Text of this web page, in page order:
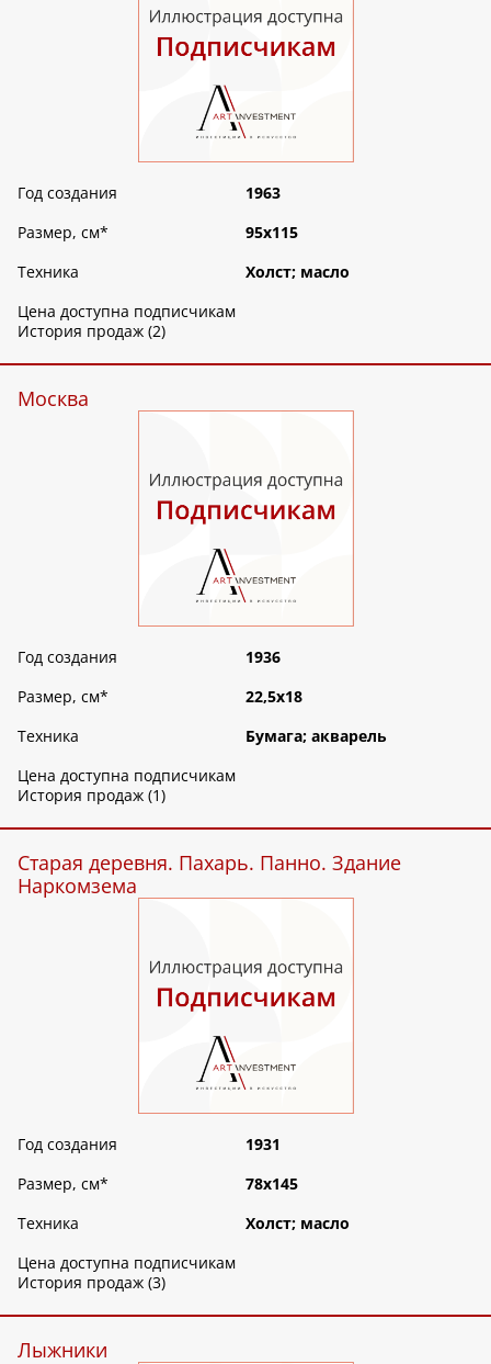
Год создания
1963
Размер, см*
95х115
Техника
Холст; масло
Цена доступна подписчикам
История продаж (2)
Москва
Год создания
1936
Размер, см*
22,5х18
Техника
Бумага; акварель
Цена доступна подписчикам
История продаж (1)
Старая деревня. Пахарь. Панно. Здание
Наркомзема
Год создания
1931
Размер, см*
78х145
Техника
Холст; масло
Цена доступна подписчикам
История продаж (3)
Лыжники